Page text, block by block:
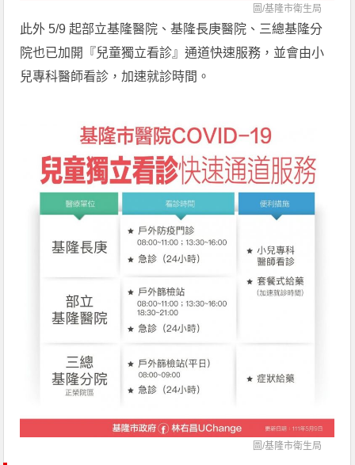
圖/基隆市衛生局
此外 5/9 起部立基隆醫院、基隆長庚醫院、三總基隆分
院也已加開『兒童獨立看診』通道快速服務，並會由小
兒專科醫師看診，加速就診時間。
圖/基隆市衛生局